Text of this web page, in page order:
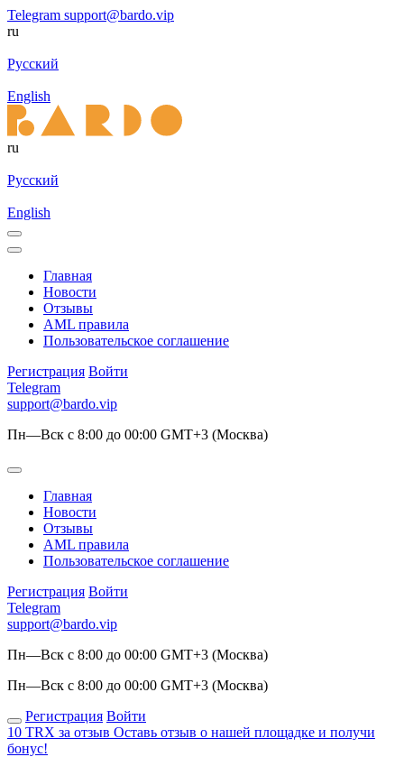
Telegram support@bardo.vip
ru
Русский
English
ru
Русский
English
Главная
Новости
Отзывы
AML правила
Пользовательское соглашение
Регистрация Войти
Telegram
support@bardo.vip
Пн—Вск с 8:00 до 00:00 GMT+3 (Москва)
Главная
Новости
Отзывы
AML правила
Пользовательское соглашение
Регистрация Войти
Telegram
support@bardo.vip
Пн—Вск с 8:00 до 00:00 GMT+3 (Москва)
Пн—Вск с 8:00 до 00:00 GMT+3 (Москва)
Регистрация Войти
10 TRX за отзыв Оставь отзыв о нашей площадке и получи
бонус!